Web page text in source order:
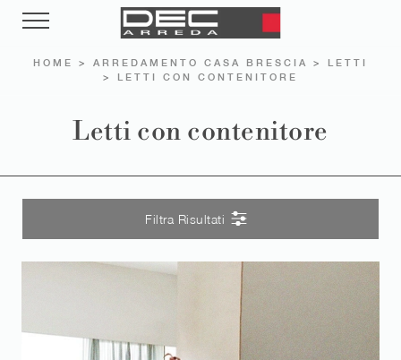
HOME > ARREDAMENTO CASA BRESCIA > LETTI
> LETTI CON CONTENITORE
Letti con contenitore
Filtra Risultati